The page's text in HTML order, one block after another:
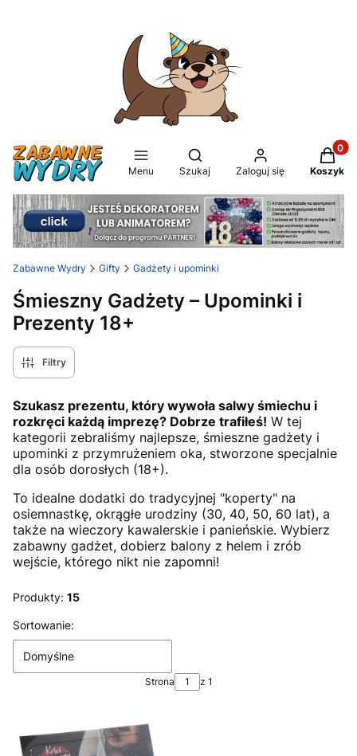
Menu
Otwórz wyszukiwarkę
Szukaj Zaloguj się Koszyk
Zabawne Wydry Gifty Gadżety i upominki
Śmieszny Gadżety – Upominki i
Prezenty 18+
Filtry
Szukasz prezentu, który wywoła salwy śmiechu i
rozkręci każdą imprezę? Dobrze trafiłeś! W tej
kategorii zebraliśmy najlepsze, śmieszne gadżety i
upominki z przymrużeniem oka, stworzone specjalnie
dla osób dorosłych (18+).
To idealne dodatki do tradycyjnej "koperty" na
osiemnastkę, okrągłe urodziny (30, 40, 50, 60 lat), a
także na wieczory kawalerskie i panieńskie. Wybierz
zabawny gadżet, dobierz balony z helem i zrób
wejście, którego nikt nie zapomni!
Produkty: 15
Lista produktów
Sortowanie:
Domyślne
Strona z 1